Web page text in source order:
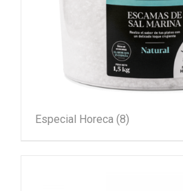
Especial Horeca (8)